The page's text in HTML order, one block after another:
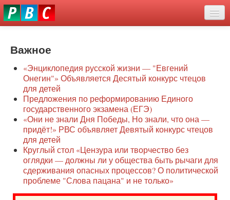
Перейти
к
О нас
Защита семей
Образование
Наше сопротивление
Регионы
Видео
Важное
«Энциклопедия русской жизни — "Евгений
Онегин"» Объявляется Десятый конкурс чтецов
для детей
Предложения по реформированию Единого
государственного экзамена (ЕГЭ)
«Они не знали Дня Победы, Но знали, что она —
придёт!» РВС объявляет Девятый конкурс чтецов
для детей
Круглый стол «Цензура или творчество без
оглядки — должны ли у общества быть рычаги для
сдерживания опасных процессов? О политической
проблеме "Слова пацана" и не только»